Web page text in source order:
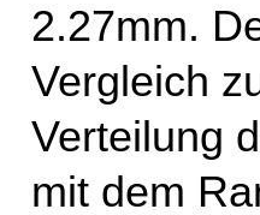
2.27mm.
Vergleich
Verteilung
mit dem